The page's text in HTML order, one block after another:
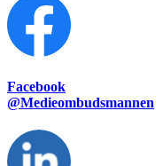
Facebook
@Medieombudsmannen